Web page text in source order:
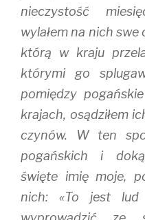
nieczystość
wylałem na nich
którą w kraju
którymi go
pomiędzy
krajach, osądziłem
czynów. W ten
pogańskich i
święte imię moje,
nich: «To jest lud